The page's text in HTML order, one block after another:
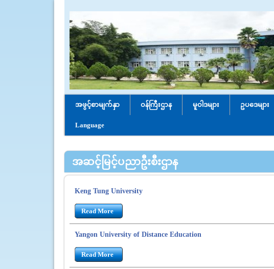
အဖွင့်စာမျက်နှာ ဝန်ကြီးဌာန မူဝါဒများ ဥပဒေများ
Language
အဆင့်မြင့်ပညာဦးစီးဌာန
Keng Tung University
Read More
Yangon University of Distance Education
Read More